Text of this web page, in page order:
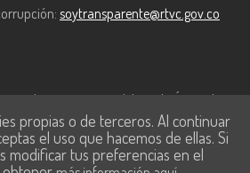
soytransparente@rtvc.gov.co
con recursos del Fondo Único de
y las Comunicaciones de MinTic.
propias o de terceros. Al continuar
el uso que hacemos de ellas. Si
modificar tus preferencias en el